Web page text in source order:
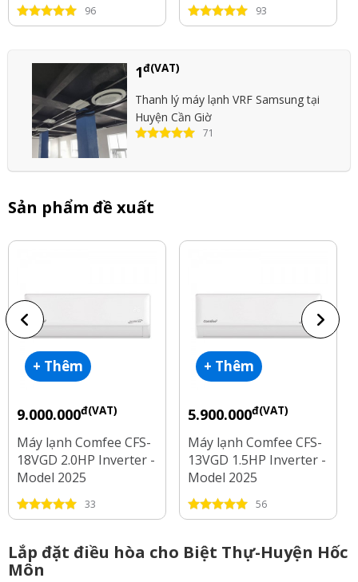
96 93
1đ(VAT)
Thanh lý máy lạnh VRF Samsung tại
Huyện Cần Giờ
71
Sản phẩm đề xuất
+ Thêm
9.000.000đ(VAT)
Máy lạnh Comfee CFS-
18VGD 2.0HP Inverter -
Model 2025
33
+ Thêm
5.900.000đ(VAT)
Máy lạnh Comfee CFS-
13VGD 1.5HP Inverter -
Model 2025
56
Lắp đặt điều hòa cho Biệt Thự-Huyện Hốc
Môn